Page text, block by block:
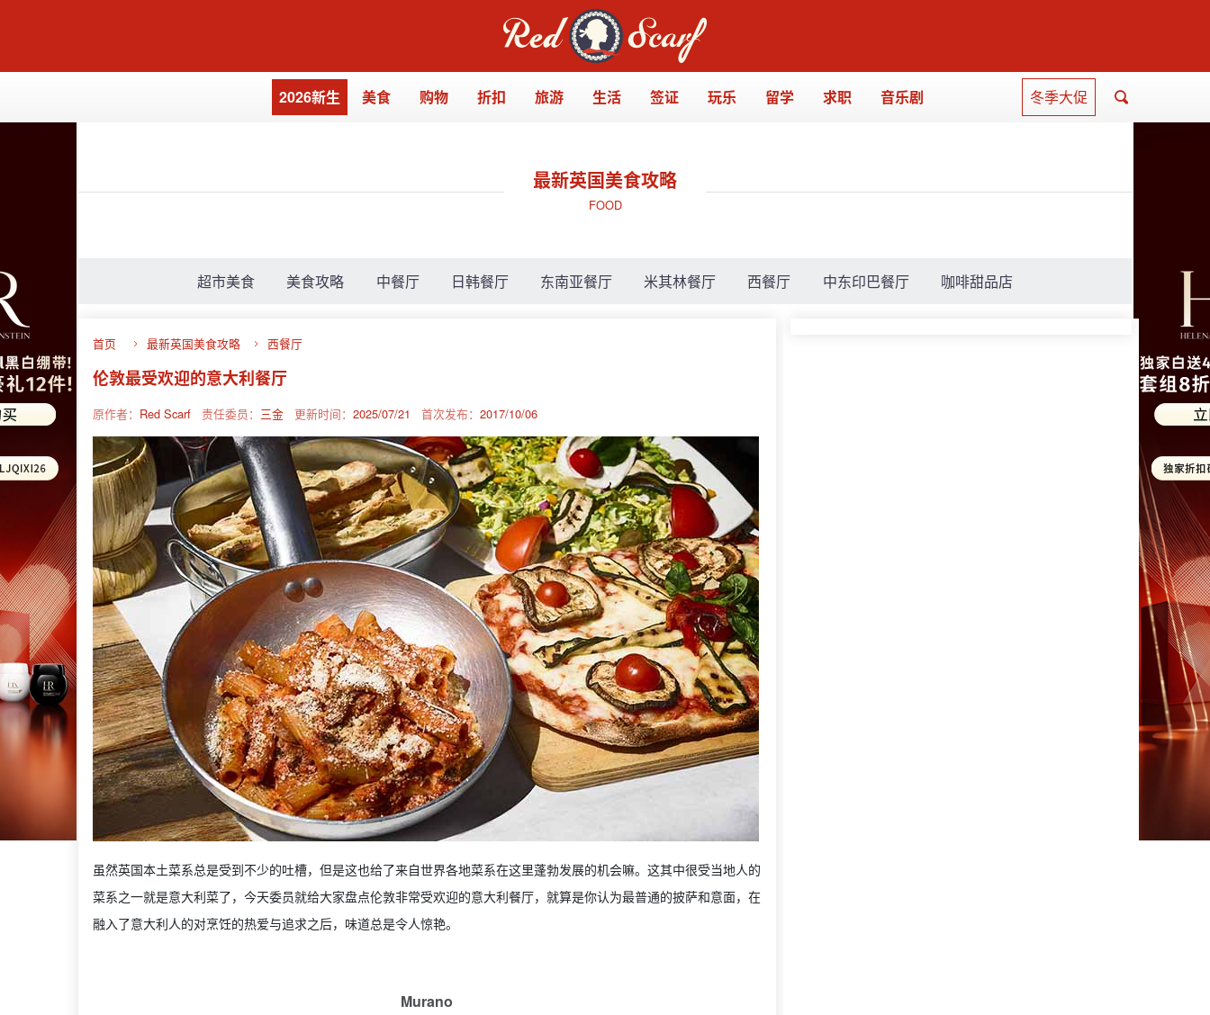
2026新生 美食 购物 折扣 旅游 生活 签证 玩乐 留学 求职 音乐剧 冬季大促
最新英国美食攻略
FOOD
超市美食 美食攻略 中餐厅 日韩餐厅 东南亚餐厅 米其林餐厅 西餐厅 中东印巴餐厅 咖啡甜品店
首页 最新英国美食攻略 西餐厅
伦敦最受欢迎的意大利餐厅
原作者： Red Scarf 责任委员： 三金 更新时间： 2025/07/21 首次发布： 2017/10/06
虽然英国本土菜系总是受到不少的吐槽，但是这也给了来自世界各地菜系在这里蓬勃发展的机会嘛。这其中很受当地人的
菜系之一就是意大利菜了，今天委员就给大家盘点伦敦非常受欢迎的意大利餐厅，就算是你认为最普通的披萨和意面，在
融入了意大利人的对烹饪的热爱与追求之后，味道总是令人惊艳。
Murano